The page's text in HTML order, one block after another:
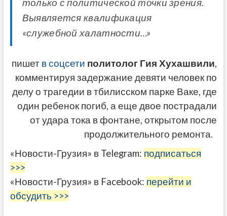
только с политической точки зрения.
Выявляется квалификация
«служебной халатности…»
пишет в соцсети политолог Гия Хухашвили,
комментируя задержание девяти человек по
делу о трагедии в тбилисском парке Ваке, где
один ребенок погиб, а еще двое пострадали
от удара тока в фонтане, открытом после
продолжительного ремонта.
«Новости-Грузия» в Telegram: подписаться
>>>
«Новости-Грузия» в Facebook: перейти и
обсудить >>>